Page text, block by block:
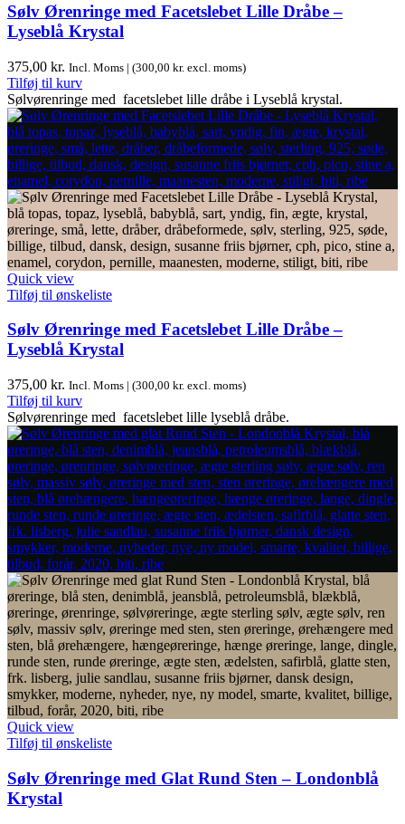
Sølv Ørenringe med Facetslebet Lille Dråbe –
Lyseblå Krystal
375,00 kr. Incl. Moms | (300,00 kr. excl. moms)
Tilføj til kurv
Sølvørenringe med facetslebet lille dråbe i Lyseblå krystal.
Quick view
Tilføj til ønskeliste
Sølv Ørenringe med Facetslebet Lille Dråbe –
Lyseblå Krystal
375,00 kr. Incl. Moms | (300,00 kr. excl. moms)
Tilføj til kurv
Sølvørenringe med facetslebet lille lyseblå dråbe.
Quick view
Tilføj til ønskeliste
Sølv Ørenringe med Glat Rund Sten – Londonblå
Krystal